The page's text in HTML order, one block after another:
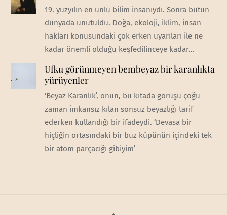
19. yüzyılın en ünlü bilim insanıydı. Sonra bütün
dünyada unutuldu. Doğa, ekoloji, iklim, insan
hakları konusundaki çok erken uyarıları ile ne
kadar önemli olduğu keşfedilinceye kadar...
Ufku görünmeyen bembeyaz bir karanlıkta
yürüyenler
‘Beyaz Karanlık’, onun, bu kıtada görüşü çoğu
zaman imkansız kılan sonsuz beyazlığı tarif
ederken kullandığı bir ifadeydi. ‘Devasa bir
hiçliğin ortasındaki bir buz küpünün içindeki tek
bir atom parçacığı gibiyim’